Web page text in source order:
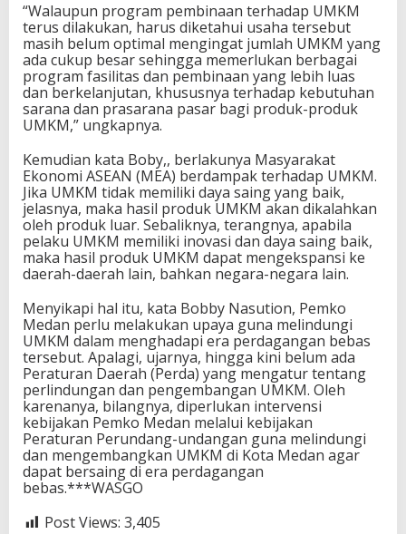
“Walaupun program pembinaan terhadap UMKM
terus dilakukan, harus diketahui usaha tersebut
masih belum optimal mengingat jumlah UMKM yang
ada cukup besar sehingga memerlukan berbagai
program fasilitas dan pembinaan yang lebih luas
dan berkelanjutan, khususnya terhadap kebutuhan
sarana dan prasarana pasar bagi produk-produk
UMKM,” ungkapnya.
Kemudian kata Boby,, berlakunya Masyarakat
Ekonomi ASEAN (MEA) berdampak terhadap UMKM.
Jika UMKM tidak memiliki daya saing yang baik,
jelasnya, maka hasil produk UMKM akan dikalahkan
oleh produk luar. Sebaliknya, terangnya, apabila
pelaku UMKM memiliki inovasi dan daya saing baik,
maka hasil produk UMKM dapat mengekspansi ke
daerah-daerah lain, bahkan negara-negara lain.
Menyikapi hal itu, kata Bobby Nasution, Pemko
Medan perlu melakukan upaya guna melindungi
UMKM dalam menghadapi era perdagangan bebas
tersebut. Apalagi, ujarnya, hingga kini belum ada
Peraturan Daerah (Perda) yang mengatur tentang
perlindungan dan pengembangan UMKM. Oleh
karenanya, bilangnya, diperlukan intervensi
kebijakan Pemko Medan melalui kebijakan
Peraturan Perundang-undangan guna melindungi
dan mengembangkan UMKM di Kota Medan agar
dapat bersaing di era perdagangan
bebas.***WASGO
Post Views: 3,405